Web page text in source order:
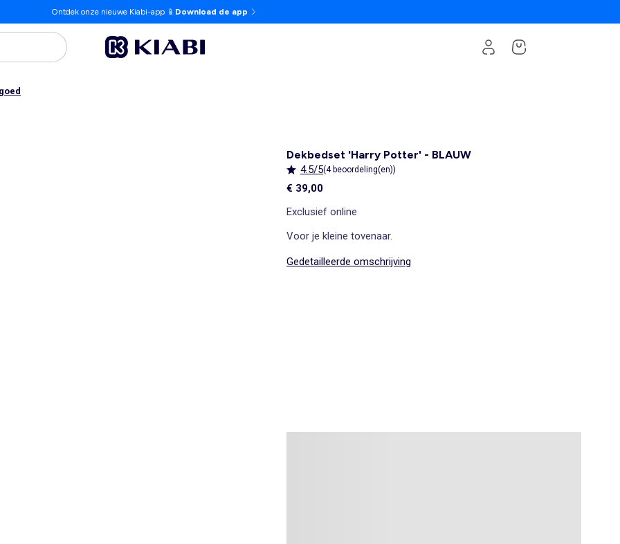
Ontdek onze nieuwe Kiabi-app 📱 Download de app
Dekbedset 'Harry Potter' - BLAUW
4.5/5(4 beoordeling(en))
€ 39,00
Exclusief online
Voor je kleine tovenaar.
Gedetailleerde omschrijving